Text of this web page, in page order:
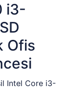
i3-
Ofis
Intel Core i3-